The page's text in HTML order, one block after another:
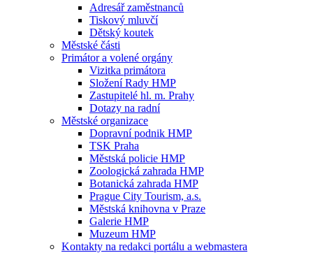
Adresář zaměstnanců
Tiskový mluvčí
Dětský koutek
Městské části
Primátor a volené orgány
Vizitka primátora
Složení Rady HMP
Zastupitelé hl. m. Prahy
Dotazy na radní
Městské organizace
Dopravní podnik HMP
TSK Praha
Městská policie HMP
Zoologická zahrada HMP
Botanická zahrada HMP
Prague City Tourism, a.s.
Městská knihovna v Praze
Galerie HMP
Muzeum HMP
Kontakty na redakci portálu a webmastera